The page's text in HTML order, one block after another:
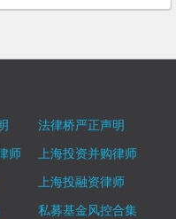
法律桥严正声明
师
上海投资并购律师
上海投融资律师
私募基金风控合集